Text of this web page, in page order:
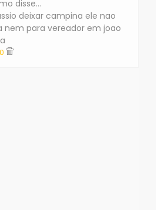
disse…
deixar campina ele nao
nem para vereador em joao